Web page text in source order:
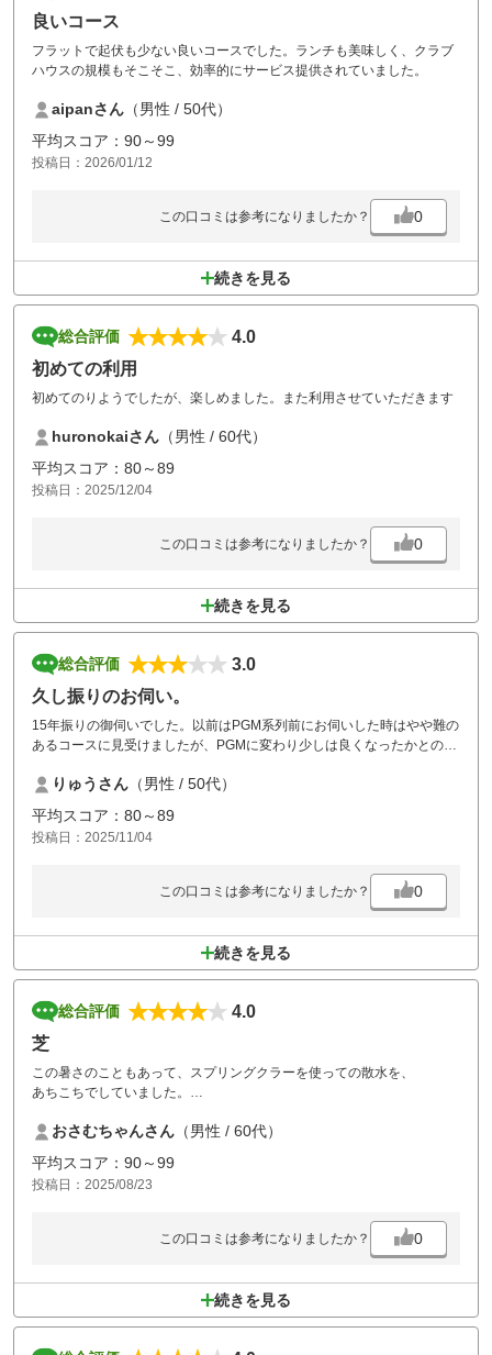
良いコース
フラットで起伏も少ない良いコースでした。ランチも美味しく、クラブ
ハウスの規模もそこそこ、効率的にサービス提供されていました。
aipanさん （男性 / 50代）
平均スコア：90～99
投稿日：2026/01/12
この口コミは参考になりましたか？ 0
続きを見る
総合評価
4.0
初めての利用
初めてのりようでしたが、楽しめました。また利用させていただきます
huronokaiさん （男性 / 60代）
平均スコア：80～89
投稿日：2025/12/04
この口コミは参考になりましたか？ 0
続きを見る
総合評価
3.0
久し振りのお伺い。
15年振りの御伺いでした。以前はPGM系列前にお伺いした時はやや難の
あるコースに見受けましたが、PGMに変わり少しは良くなったかとの思
た。りゅうさん （男性 / 50代）
平均スコア：80～89
投稿日：2025/11/04
この口コミは参考になりましたか？ 0
続きを見る
総合評価
4.0
芝
この暑さのこともあって、スプリングクラーを使っての散水を、
あちこちでしていました。
残念なのは、グリーンのディボットを直さないプレーヤーが多くて
少し有れた状態でした。
そしてアンジュレーションがきつくて難しいです。
それも楽しかった。
おさむちゃんさん （男性 / 60代）
平均スコア：90～99
投稿日：2025/08/23
この口コミは参考になりましたか？ 0
続きを見る